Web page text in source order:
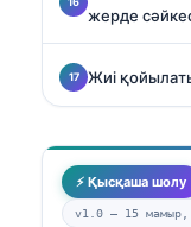
жерде
Жиі
⚡ Қысқаша шолу
v1.0 — 15